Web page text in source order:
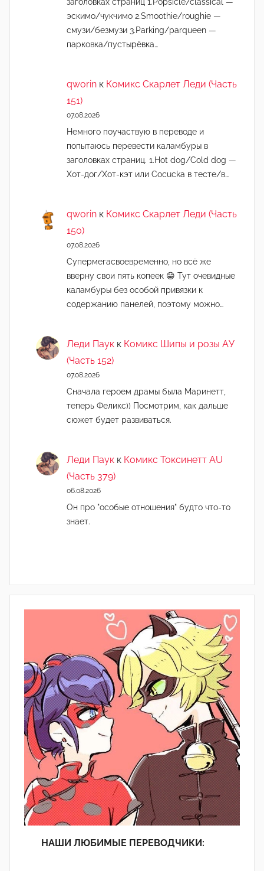
эскимо/чукчимо 2.Smoothie/roughie —
смузи/безмузи 3.Parking/parqueen —
парковка/пустырёвка…
qworin к Комикс Скарлет Леди (Часть
151)
07.08.2026
Немного поучаствую в переводе и
попытаюсь перевести каламбуры в
заголовках страниц. 1.Hot dog/Cold dog —
Хот-дог/Хот-кэт или Cocucka в тесте/в…
qworin к Комикс Скарлет Леди (Часть
150)
07.08.2026
Супермегасвоевременно, но всё же
вверну свои пять копеек 😁 Тут очевидные
каламбуры без особой привязки к
содержанию панелей, поэтому можно…
Леди Паук к Комикс Шипы и розы АУ
(Часть 152)
07.08.2026
Сначала героем драмы была Маринетт,
теперь Феликс)) Посмотрим, как дальше
сюжет будет развиваться.
Леди Паук к Комикс Токсинетт AU
(Часть 379)
06.08.2026
Он про "особые отношения" будто что-то
знает.
НАШИ ЛЮБИМЫЕ ПЕРЕВОДЧИКИ: